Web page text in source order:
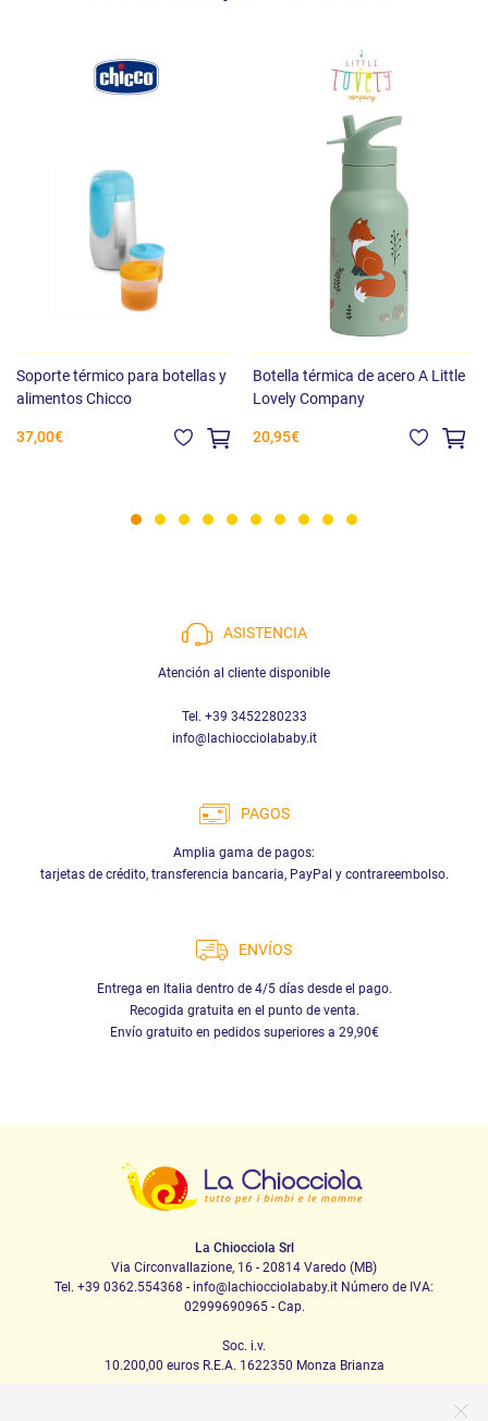
Soporte térmico para botellas y
alimentos Chicco
37,00€
Botella térmica de acero A Little
Lovely Company
20,95€
ASISTENCIA
Atención al cliente disponible
Tel. +39 3452280233
info@lachiocciolababy.it
PAGOS
Amplia gama de pagos:
tarjetas de crédito, transferencia bancaria, PayPal y contrareembolso.
ENVÍOS
Entrega en Italia dentro de 4/5 días desde el pago.
Recogida gratuita en el punto de venta.
Envío gratuito en pedidos superiores a 29,90€
La Chiocciola Srl
Via Circonvallazione, 16 - 20814 Varedo (MB)
Tel. +39 0362.554368 - info@lachiocciolababy.it Número de IVA:
02999690965 - Cap.
Soc. i.v.
10.200,00 euros R.E.A. 1622350 Monza Brianza